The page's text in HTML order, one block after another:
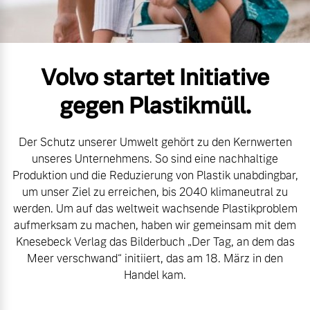
Mild-Hybrid
Geschäftskunden
Editionsmodelle
Konnektivität
Gebrauchtwagen
Aktuelle Zubehörangebote
Zubehörkatalog
Service by Volvo
Sie erhalten bei uns eine
Vielzahl von Original
Volvo Winter- und
Sommer Kompletträder.
Kontakt und Anfahrt
Volvo startet Initiative
gegen Plastikmüll.
Der Schutz unserer Umwelt gehört zu den Kernwerten
unseres Unternehmens. So sind eine nachhaltige
Produktion und die Reduzierung von Plastik unabdingbar,
um unser Ziel zu erreichen, bis 2040 klimaneutral zu
werden. Um auf das weltweit wachsende Plastikproblem
aufmerksam zu machen, haben wir gemeinsam mit dem
Knesebeck Verlag das Bilderbuch „Der Tag, an dem das
Meer verschwand“ initiiert, das am 18. März in den
Handel kam.